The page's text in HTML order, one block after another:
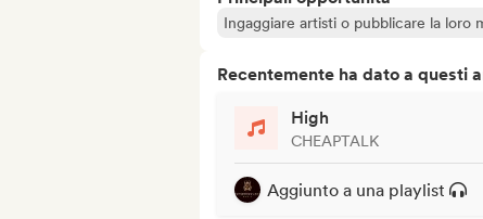
Ingaggiare artisti o pubblicare la loro
Recentemente ha dato a questi
High
CHEAPTALK
Aggiunto a una playlist